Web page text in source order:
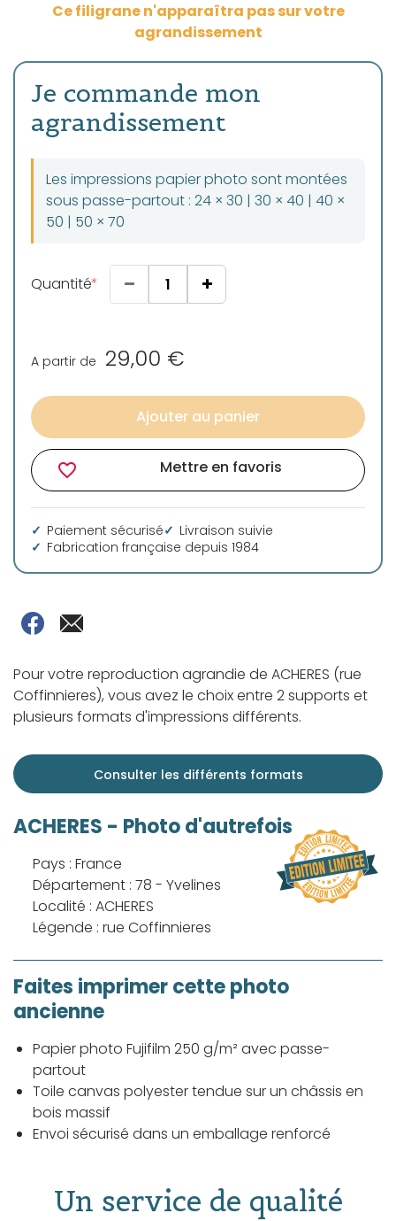
Ce filigrane n'apparaîtra pas sur votre
agrandissement
Je commande mon
agrandissement
Les impressions papier photo sont montées
sous passe-partout : 24 × 30 | 30 × 40 | 40 ×
50 | 50 × 70
Quantité
A partir de 29,00 €
Ajouter au panier
favorite_border Mettre en favoris
Paiement sécurisé
Livraison suivie
Fabrication française depuis 1984
Pour votre reproduction agrandie de ACHERES (rue
Coffinnieres), vous avez le choix entre 2 supports et
plusieurs formats d'impressions différents.
Consulter les différents formats
ACHERES - Photo d'autrefois
Pays : France
Département : 78 - Yvelines
Localité : ACHERES
Légende : rue Coffinnieres
Faites imprimer cette photo
ancienne
Papier photo Fujifilm 250 g/m² avec passe-
partout
Toile canvas polyester tendue sur un châssis en
bois massif
Envoi sécurisé dans un emballage renforcé
Un service de qualité